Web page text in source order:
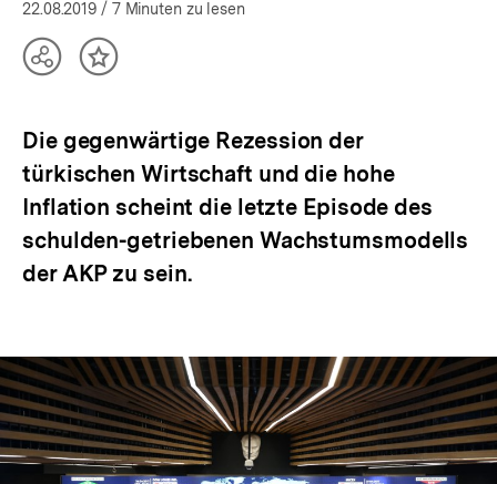
öffnen
22.08.2019 / 7 Minuten zu lesen
TeilenInhalt
Die gegenwärtige Rezession der
türkischen Wirtschaft und die hohe
Inflation scheint die letzte Episode des
schulden-getriebenen Wachstumsmodells
der AKP zu sein.